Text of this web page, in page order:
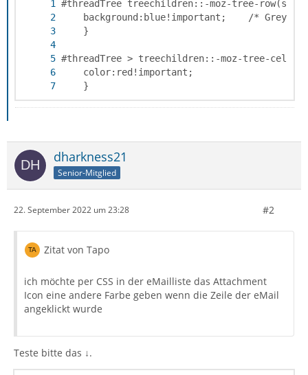
    }
dharkness21
Senior-Mitglied
22. September 2022 um 23:28 #2
Zitat von Tapo
ich möchte per CSS in der eMailliste das Attachment
Icon eine andere Farbe geben wenn die Zeile der eMail
angeklickt wurde
Teste bitte das ↓.